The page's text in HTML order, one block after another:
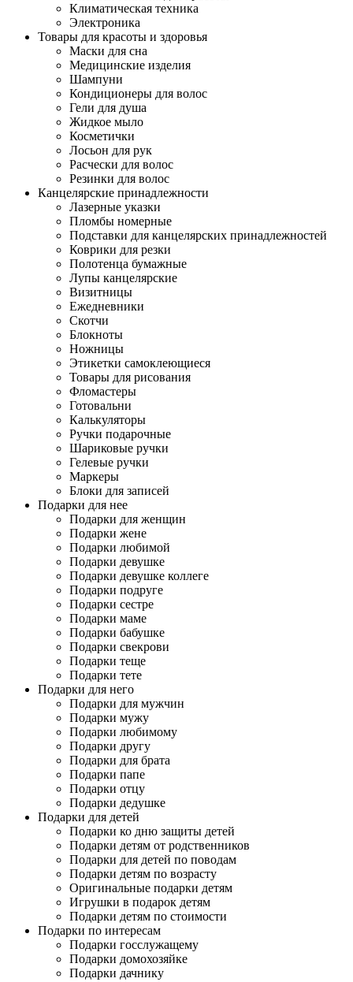
Климатическая техника
Электроника
Товары для красоты и здоровья
Маски для сна
Медицинские изделия
Шампуни
Кондиционеры для волос
Гели для душа
Жидкое мыло
Косметички
Лосьон для рук
Расчески для волос
Резинки для волос
Канцелярские принадлежности
Лазерные указки
Пломбы номерные
Подставки для канцелярских принадлежностей
Коврики для резки
Полотенца бумажные
Лупы канцелярские
Визитницы
Ежедневники
Скотчи
Блокноты
Ножницы
Этикетки самоклеющиеся
Товары для рисования
Фломастеры
Готовальни
Калькуляторы
Ручки подарочные
Шариковые ручки
Гелевые ручки
Маркеры
Блоки для записей
Подарки для нее
Подарки для женщин
Подарки жене
Подарки любимой
Подарки девушке
Подарки девушке коллеге
Подарки подруге
Подарки сестре
Подарки маме
Подарки бабушке
Подарки свекрови
Подарки теще
Подарки тете
Подарки для него
Подарки для мужчин
Подарки мужу
Подарки любимому
Подарки другу
Подарки для брата
Подарки папе
Подарки отцу
Подарки дедушке
Подарки для детей
Подарки ко дню защиты детей
Подарки детям от родственников
Подарки для детей по поводам
Подарки детям по возрасту
Оригинальные подарки детям
Игрушки в подарок детям
Подарки детям по стоимости
Подарки по интересам
Подарки госслужащему
Подарки домохозяйке
Подарки дачнику